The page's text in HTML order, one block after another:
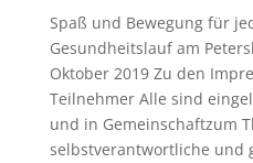
Spaß und Bewegung für
Gesundheitslauf am
Oktober 2019 Zu den
Teilnehmer Alle sind
und in Gemeinschaftzum
selbstverantwortliche und